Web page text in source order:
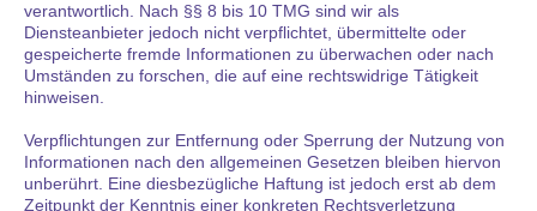
verantwortlich. Nach §§ 8 bis 10 TMG sind wir als
Diensteanbieter jedoch nicht verpflichtet, übermittelte oder
gespeicherte fremde Informationen zu überwachen oder nach
Umständen zu forschen, die auf eine rechtswidrige Tätigkeit
hinweisen.
Verpflichtungen zur Entfernung oder Sperrung der Nutzung von
Informationen nach den allgemeinen Gesetzen bleiben hiervon
unberührt. Eine diesbezügliche Haftung ist jedoch erst ab dem
Zeitpunkt der Kenntnis einer konkreten Rechtsverletzung